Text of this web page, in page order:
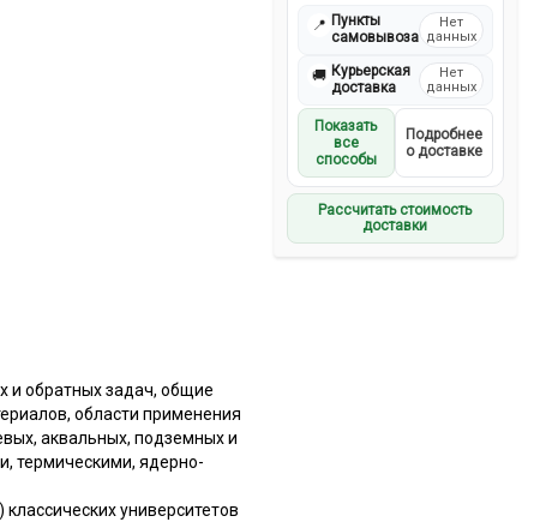
📍 Пункты
самовывоза
Нет
данных
🚚 Курьерская
доставка
Нет
данных
Показать
все
способы
Подробнее
о доставке
Рассчитать стоимость
доставки
и обратных задач, общие
области применения
аквальных, подземных и
термическими, ядерно-
университетов